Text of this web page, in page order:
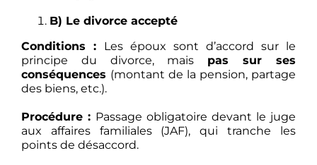
B) Le divorce accepté
Conditions : Les époux sont d’accord sur le
principe du divorce, mais pas sur ses
conséquences (montant de la pension, partage
des biens, etc.).
Procédure : Passage obligatoire devant le juge
aux affaires familiales (JAF), qui tranche les
points de désaccord.